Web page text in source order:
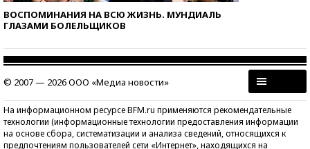
ВОСПОМИНАНИЯ НА ВСЮ ЖИЗНЬ. МУНДИАЛЬ
ГЛАЗАМИ БОЛЕЛЬЩИКОВ
© 2007 — 2026 ООО «Медиа новости»
На информационном ресурсе BFM.ru применяются рекомендательные
технологии (информационные технологии предоставления информации
на основе сбора, систематизации и анализа сведений, относящихся к
предпочтениям пользователей сети «Интернет», находящихся на